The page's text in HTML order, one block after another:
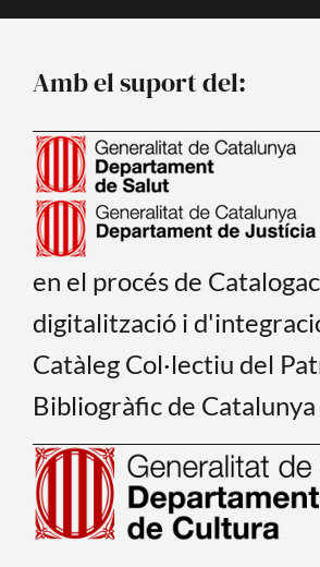
k
Amb el suport del:
en el procés de
digitalització i
Catàleg Col·lectiu del
Bibliogràfic de Catalunya